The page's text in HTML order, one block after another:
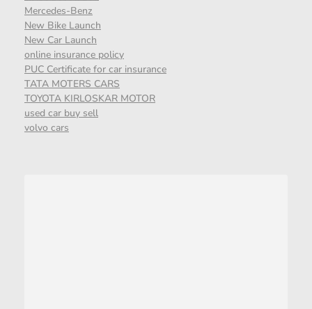
Mercedes-Benz
New Bike Launch
New Car Launch
online insurance policy
PUC Certificate for car insurance
TATA MOTERS CARS
TOYOTA KIRLOSKAR MOTOR
used car buy sell
volvo cars